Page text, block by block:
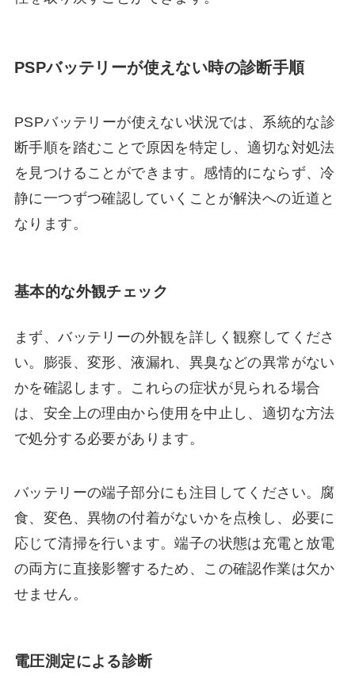
PSPバッテリーが使えない時の診断手順
PSPバッテリーが使えない状況では、系統的な診
断手順を踏むことで原因を特定し、適切な対処法
を見つけることができます。感情的にならず、冷
静に一つずつ確認していくことが解決への近道と
なります。
基本的な外観チェック
まず、バッテリーの外観を詳しく観察してくださ
い。膨張、変形、液漏れ、異臭などの異常がない
かを確認します。これらの症状が見られる場合
は、安全上の理由から使用を中止し、適切な方法
で処分する必要があります。
バッテリーの端子部分にも注目してください。腐
食、変色、異物の付着がないかを点検し、必要に
応じて清掃を行います。端子の状態は充電と放電
の両方に直接影響するため、この確認作業は欠か
せません。
電圧測定による診断